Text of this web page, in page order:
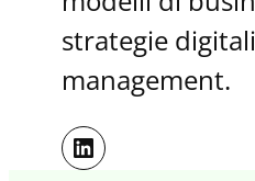
strategie
management.
LinkedIn